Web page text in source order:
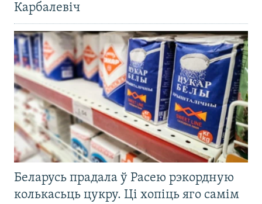
Карбалевіч
Беларусь прадала ў Расею рэкордную
колькасьць цукру. Ці хопіць яго самім